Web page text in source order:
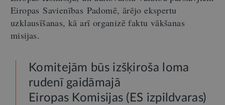
Eiropas Savienības Padomē, ārējo ekspertu
uzklausīšanas, kā arī organizē faktu vākšanas
misijas.
Komitejām būs izšķiroša loma
rudenī gaidāmajā
Eiropas Komisijas (ES izpildvaras)